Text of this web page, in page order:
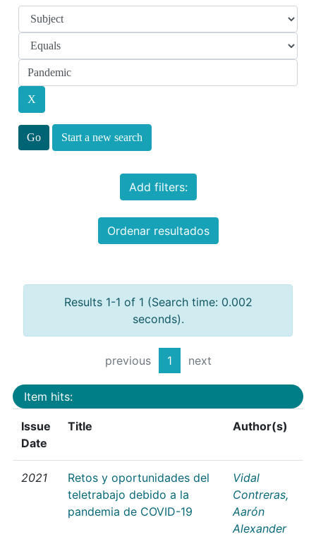
Start a new search
Add filters:
Ordenar resultados
Results 1-1 of 1 (Search time: 0.002
seconds).
previous 1 next
Item hits:
Issue
Date
Title Author(s)
2021
Retos y oportunidades del
teletrabajo debido a la
pandemia de COVID-19
Vidal
Contreras,
Aarón
Alexander